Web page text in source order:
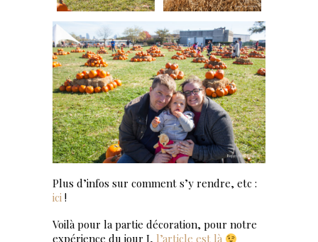
Plus d’infos sur comment s’y rendre, etc :
ici !
Voilà pour la partie décoration, pour notre
expérience du jour J, l’article est là